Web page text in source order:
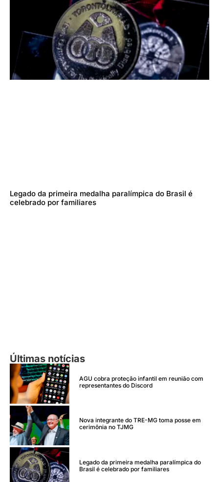
Legado da primeira medalha paralímpica do Brasil é
celebrado por familiares
Últimas notícias
AGU cobra proteção infantil em reunião com
representantes do Discord
Nova integrante do TRE-MG toma posse em
cerimônia no TJMG
Legado da primeira medalha paralímpica do
Brasil é celebrado por familiares